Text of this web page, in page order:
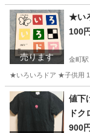
東京 葛飾区 金町
売ります
★い
100円
金町駅
★いろいろドア ★子供用
東京 葛飾区 金町
値下
ド
900円